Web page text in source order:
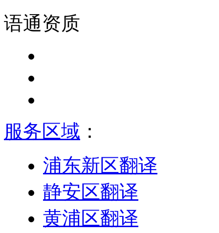
语通资质
服务区域 ：
浦东新区翻译
静安区翻译
黄浦区翻译